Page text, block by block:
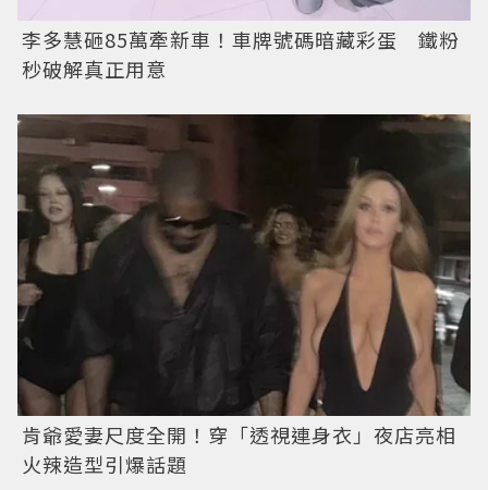
李多慧砸85萬牽新車！車牌號碼暗藏彩蛋 鐵粉
秒破解真正用意
肯爺愛妻尺度全開！穿「透視連身衣」夜店亮相
火辣造型引爆話題